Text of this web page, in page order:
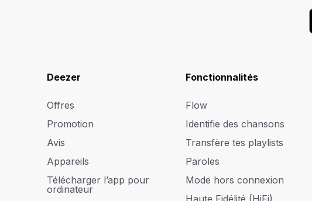
Deezer
Offres
Promotion
Avis
Appareils
Télécharger l’app pour
ordinateur
Fonctionnalités
Flow
Identifie des chansons
Transfère tes playlists
Paroles
Mode hors connexion